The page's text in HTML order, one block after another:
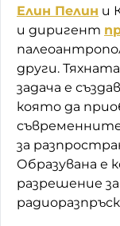
Елин Пелин и
и диригент
други.
задача е
която да
за
Образувана е
разрешение